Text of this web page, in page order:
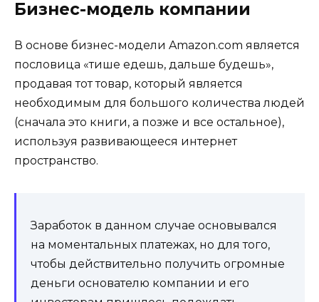
Бизнес-модель компании
В основе бизнес-модели Amazon.com является
пословица «тише едешь, дальше будешь»,
продавая тот товар, который является
необходимым для большого количества людей
(сначала это книги, а позже и все остальное),
используя развивающееся интернет
пространство.
Заработок в данном случае основывался
на моментальных платежах, но для того,
чтобы действительно получить огромные
деньги основателю компании и его